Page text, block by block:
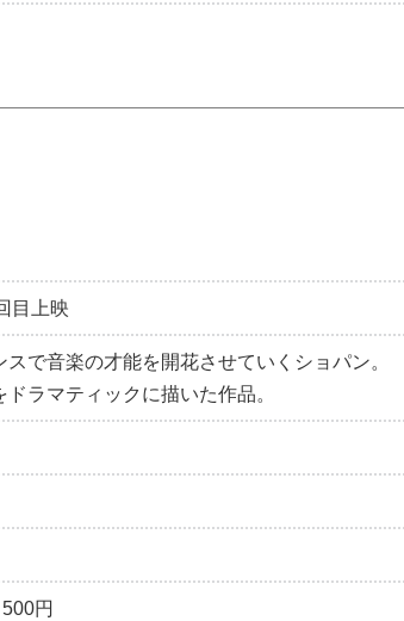
上映
で音楽の才能を開花させていくショパン。
ラマティックに描いた作品。
円